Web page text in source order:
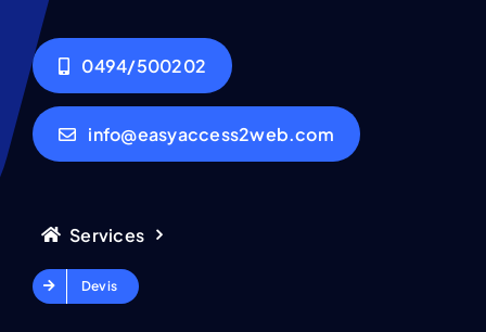
0494/500202
info@easyaccess2web.com
Services
Devis